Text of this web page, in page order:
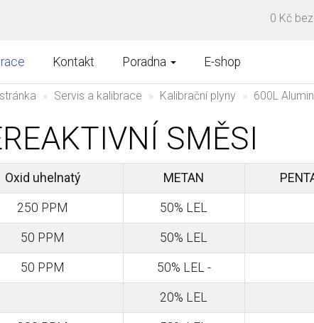
0 Kč
Kontakt Poradna E-shop
Servis a kalibrace Kalibrační plyny 600L
SMĚSI
Oxid uhelnatý METAN
250 PPM 50% LEL
50 PPM 50% LEL
50 PPM 50% LEL -
20% LEL